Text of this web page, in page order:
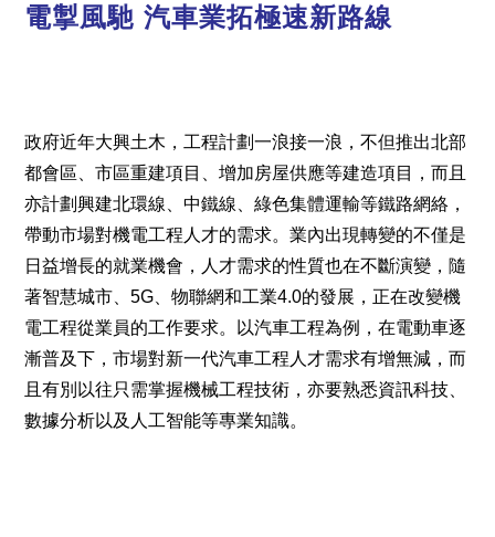
電掣風馳 汽車業拓極速新路線
政府近年大興土木，工程計劃一浪接一浪，不但推出北部
都會區、市區重建項目、增加房屋供應等建造項目，而且
亦計劃興建北環線、中鐵線、綠色集體運輸等鐵路網絡，
帶動市場對機電工程人才的需求。業內出現轉變的不僅是
日益增長的就業機會，人才需求的性質也在不斷演變，隨
著智慧城市、5G、物聯網和工業4.0的發展，正在改變機
電工程從業員的工作要求。以汽車工程為例，在電動車逐
漸普及下，市場對新一代汽車工程人才需求有增無減，而
且有別以往只需掌握機械工程技術，亦要熟悉資訊科技、
數據分析以及人工智能等專業知識。